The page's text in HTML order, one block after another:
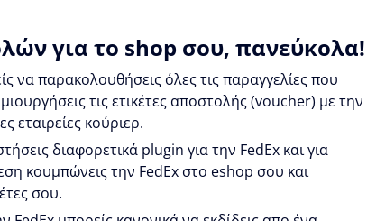
για το shop σου, πανεύκολα!
να παρακολουθήσεις όλες τις παραγγελίες που
τις ετικέτες αποστολής (voucher) με την
εταιρείες κούριερ.
διαφορετικά plugin για την FedEx και για
κουμπώνεις την FedEx στο eshop σου και
σου.